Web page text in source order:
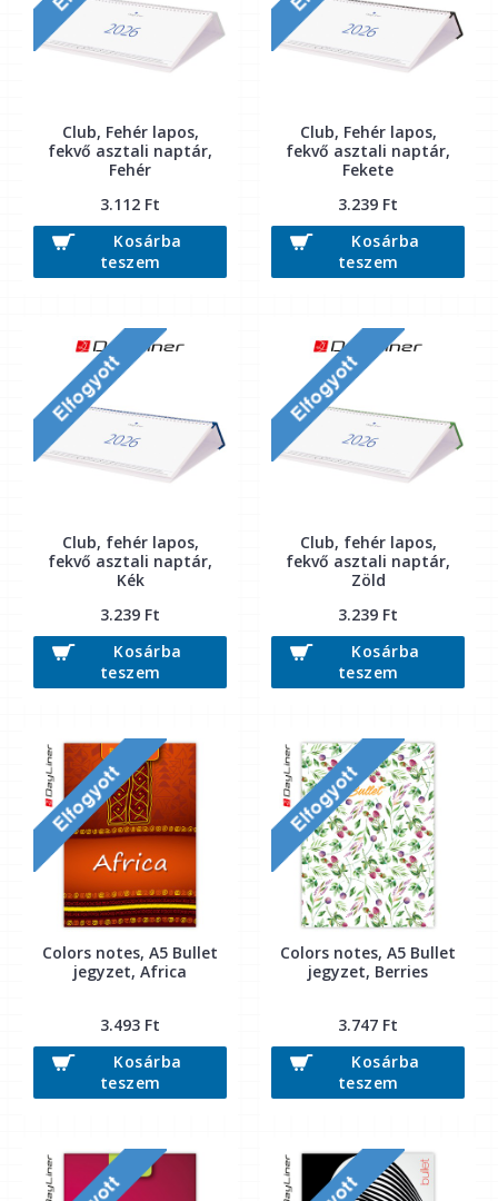
Club, Fehér lapos,
fekvő asztali naptár,
Fehér
3.112 Ft
Kosárba
teszem
Club, Fehér lapos,
fekvő asztali naptár,
Fekete
3.239 Ft
Kosárba
teszem
Club, fehér lapos,
fekvő asztali naptár,
Kék
3.239 Ft
Kosárba
teszem
Club, fehér lapos,
fekvő asztali naptár,
Zöld
3.239 Ft
Kosárba
teszem
Colors notes, A5 Bullet
jegyzet, Africa
3.493 Ft
Kosárba
teszem
Colors notes, A5 Bullet
jegyzet, Berries
3.747 Ft
Kosárba
teszem